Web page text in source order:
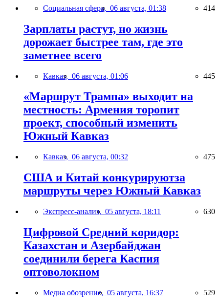
Социальная сфера, 06 августа, 01:38 414
Зарплаты растут, но жизнь
дорожает быстрее там, где это
заметнее всего
Кавказ, 06 августа, 01:06 445
«Маршрут Трампа» выходит на
местность: Армения торопит
проект, способный изменить
Южный Кавказ
Кавказ, 06 августа, 00:32 475
США и Китай конкурируютза
маршруты через Южный Кавказ
Экспресс-анализ, 05 августа, 18:11 630
Цифровой Средний коридор:
Казахстан и Азербайджан
соединили берега Каспия
оптоволокном
Медиа обозрение, 05 августа, 16:37 529